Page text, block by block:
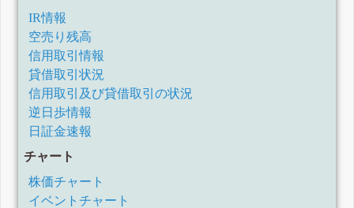
IR情報
空売り残高
信用取引情報
貸借取引状況
信用取引及び貸借取引の状況
逆日歩情報
日証金速報
チャート
株価チャート
イベントチャート